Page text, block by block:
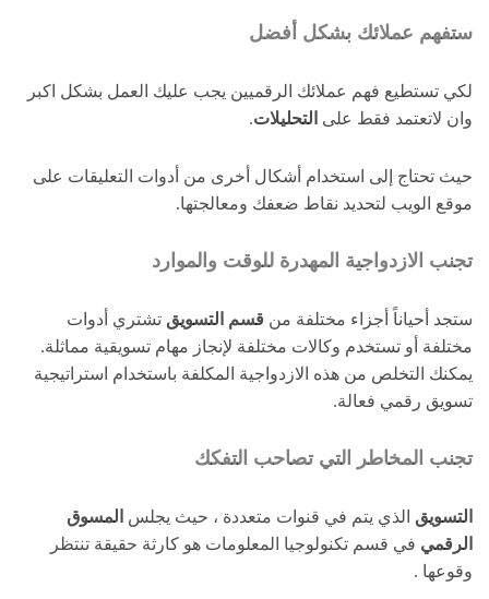
ستفهم عملائك بشكل أفضل
لكي تستطيع فهم عملائك الرقميين يجب عليك العمل بشكل اكبر
وان لاتعتمد فقط على التحليلات.
حيث تحتاج إلى استخدام أشكال أخرى من أدوات التعليقات على
موقع الويب لتحديد نقاط ضعفك ومعالجتها.
تجنب الازدواجية المهدرة للوقت والموارد
ستجد أحياناً أجزاء مختلفة من قسم التسويق تشتري أدوات
مختلفة أو تستخدم وكالات مختلفة لإنجاز مهام تسويقية مماثلة.
يمكنك التخلص من هذه الازدواجية المكلفة باستخدام استراتيجية
تسويق رقمي فعالة.
تجنب المخاطر التي تصاحب التفكك
التسويق الذي يتم في قنوات متعددة ، حيث يجلس المسوق
الرقمي في قسم تكنولوجيا المعلومات هو كارثة حقيقة تنتظر
وقوعها .